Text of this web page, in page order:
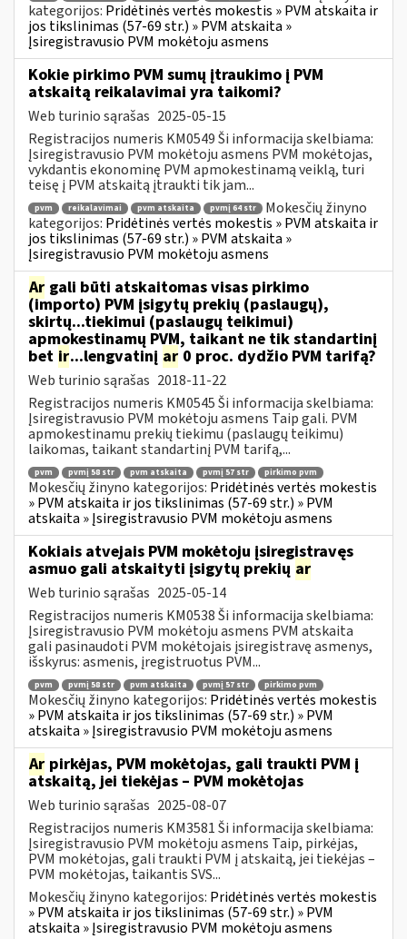
kategorijos: Pridėtinės vertės mokestis » PVM atskaita ir
jos tikslinimas (57-69 str.) » PVM atskaita »
Įsiregistravusio PVM mokėtoju asmens
Kokie pirkimo PVM sumų įtraukimo į PVM
atskaitą reikalavimai yra taikomi?
Web turinio sąrašas 2025-05-15
Registracijos numeris KM0549 Ši informacija skelbiama:
Įsiregistravusio PVM mokėtoju asmens PVM mokėtojas,
vykdantis ekonominę PVM apmokestinamą veiklą, turi
teisę į PVM atskaitą įtraukti tik jam...
pvm reikalavimai pvm atskaita pvmį 64 str
Mokesčių žinyno
kategorijos: Pridėtinės vertės mokestis » PVM atskaita ir
jos tikslinimas (57-69 str.) » PVM atskaita »
Įsiregistravusio PVM mokėtoju asmens
Ar gali būti atskaitomas visas pirkimo
(importo) PVM įsigytų prekių (paslaugų),
skirtų...tiekimui (paslaugų teikimui)
apmokestinamų PVM, taikant ne tik standartinį
bet ir...lengvatinį ar 0 proc. dydžio PVM tarifą?
Web turinio sąrašas 2018-11-22
Registracijos numeris KM0545 Ši informacija skelbiama:
Įsiregistravusio PVM mokėtoju asmens Taip gali. PVM
apmokestinamu prekių tiekimu (paslaugų teikimu)
laikomas, taikant standartinį PVM tarifą,...
pvm pvmį 58 str pvm atskaita pvmį 57 str pirkimo pvm
Mokesčių žinyno kategorijos: Pridėtinės vertės mokestis
» PVM atskaita ir jos tikslinimas (57-69 str.) » PVM
atskaita » Įsiregistravusio PVM mokėtoju asmens
Kokiais atvejais PVM mokėtoju įsiregistravęs
asmuo gali atskaityti įsigytų prekių ar
Web turinio sąrašas 2025-05-14
Registracijos numeris KM0538 Ši informacija skelbiama:
Įsiregistravusio PVM mokėtoju asmens PVM atskaita
gali pasinaudoti PVM mokėtojais įsiregistravę asmenys,
išskyrus: asmenis, įregistruotus PVM...
pvm pvmį 58 str pvm atskaita pvmį 57 str pirkimo pvm
Mokesčių žinyno kategorijos: Pridėtinės vertės mokestis
» PVM atskaita ir jos tikslinimas (57-69 str.) » PVM
atskaita » Įsiregistravusio PVM mokėtoju asmens
Ar pirkėjas, PVM mokėtojas, gali traukti PVM į
atskaitą, jei tiekėjas – PVM mokėtojas
Web turinio sąrašas 2025-08-07
Registracijos numeris KM3581 Ši informacija skelbiama:
Įsiregistravusio PVM mokėtoju asmens Taip, pirkėjas,
PVM mokėtojas, gali traukti PVM į atskaitą, jei tiekėjas –
PVM mokėtojas, taikantis SVS...
Mokesčių žinyno kategorijos: Pridėtinės vertės mokestis
» PVM atskaita ir jos tikslinimas (57-69 str.) » PVM
atskaita » Įsiregistravusio PVM mokėtoju asmens